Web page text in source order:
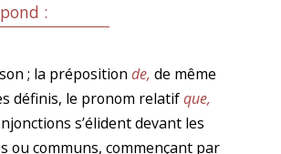
:
; la préposition de, de même
définis, le pronom relatifque,
s’élident devant les
ou communs, commençant par